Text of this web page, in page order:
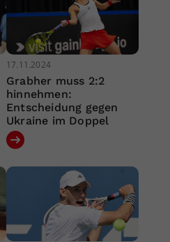
17.11.2024
Grabher muss 2:2
hinnehmen:
Entscheidung gegen
Ukraine im Doppel